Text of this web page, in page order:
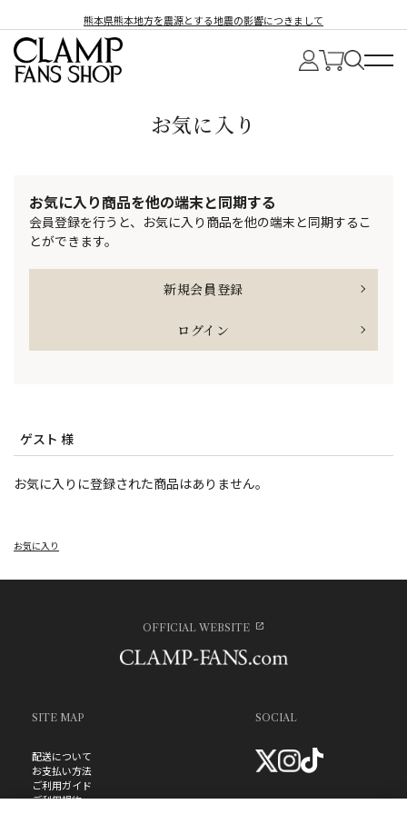
熊本県熊本地方を震源とする地震の影響につきまして
お気に入り
お気に入り商品を他の端末と同期する
会員登録を行うと、お気に入り商品を他の端末と同期するこ
とができます。
新規会員登録
ログイン
ゲスト 様
お気に入りに登録された商品はありません。
お気に入り
OFFICIAL WEBSITE
SITE MAP
配送について
お支払い方法
ご利用ガイド
ご利用規約
SOCIAL